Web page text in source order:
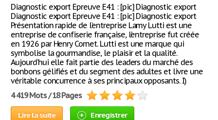
Diagnostic export Epreuve E41 : [pic] Diagnostic export
Diagnostic export Epreuve E41 : [pic] Diagnostic export
Présentation rapide de l’entreprise Lamy Lutti est une
entreprise de confiserie française, l’entreprise fut créée
en 1926 par Henry Cornet. Lutti est une marque qui
symbolise la gourmandise, le plaisir et la qualité.
Aujourd’hui elle fait partie des leaders du marché des
bonbons gélifiés et du segment des adultes et livre une
véritable concurrence à ses principaux opposants. I)
4 419 Mots / 18 Pages
Lire la suite Enregistrer